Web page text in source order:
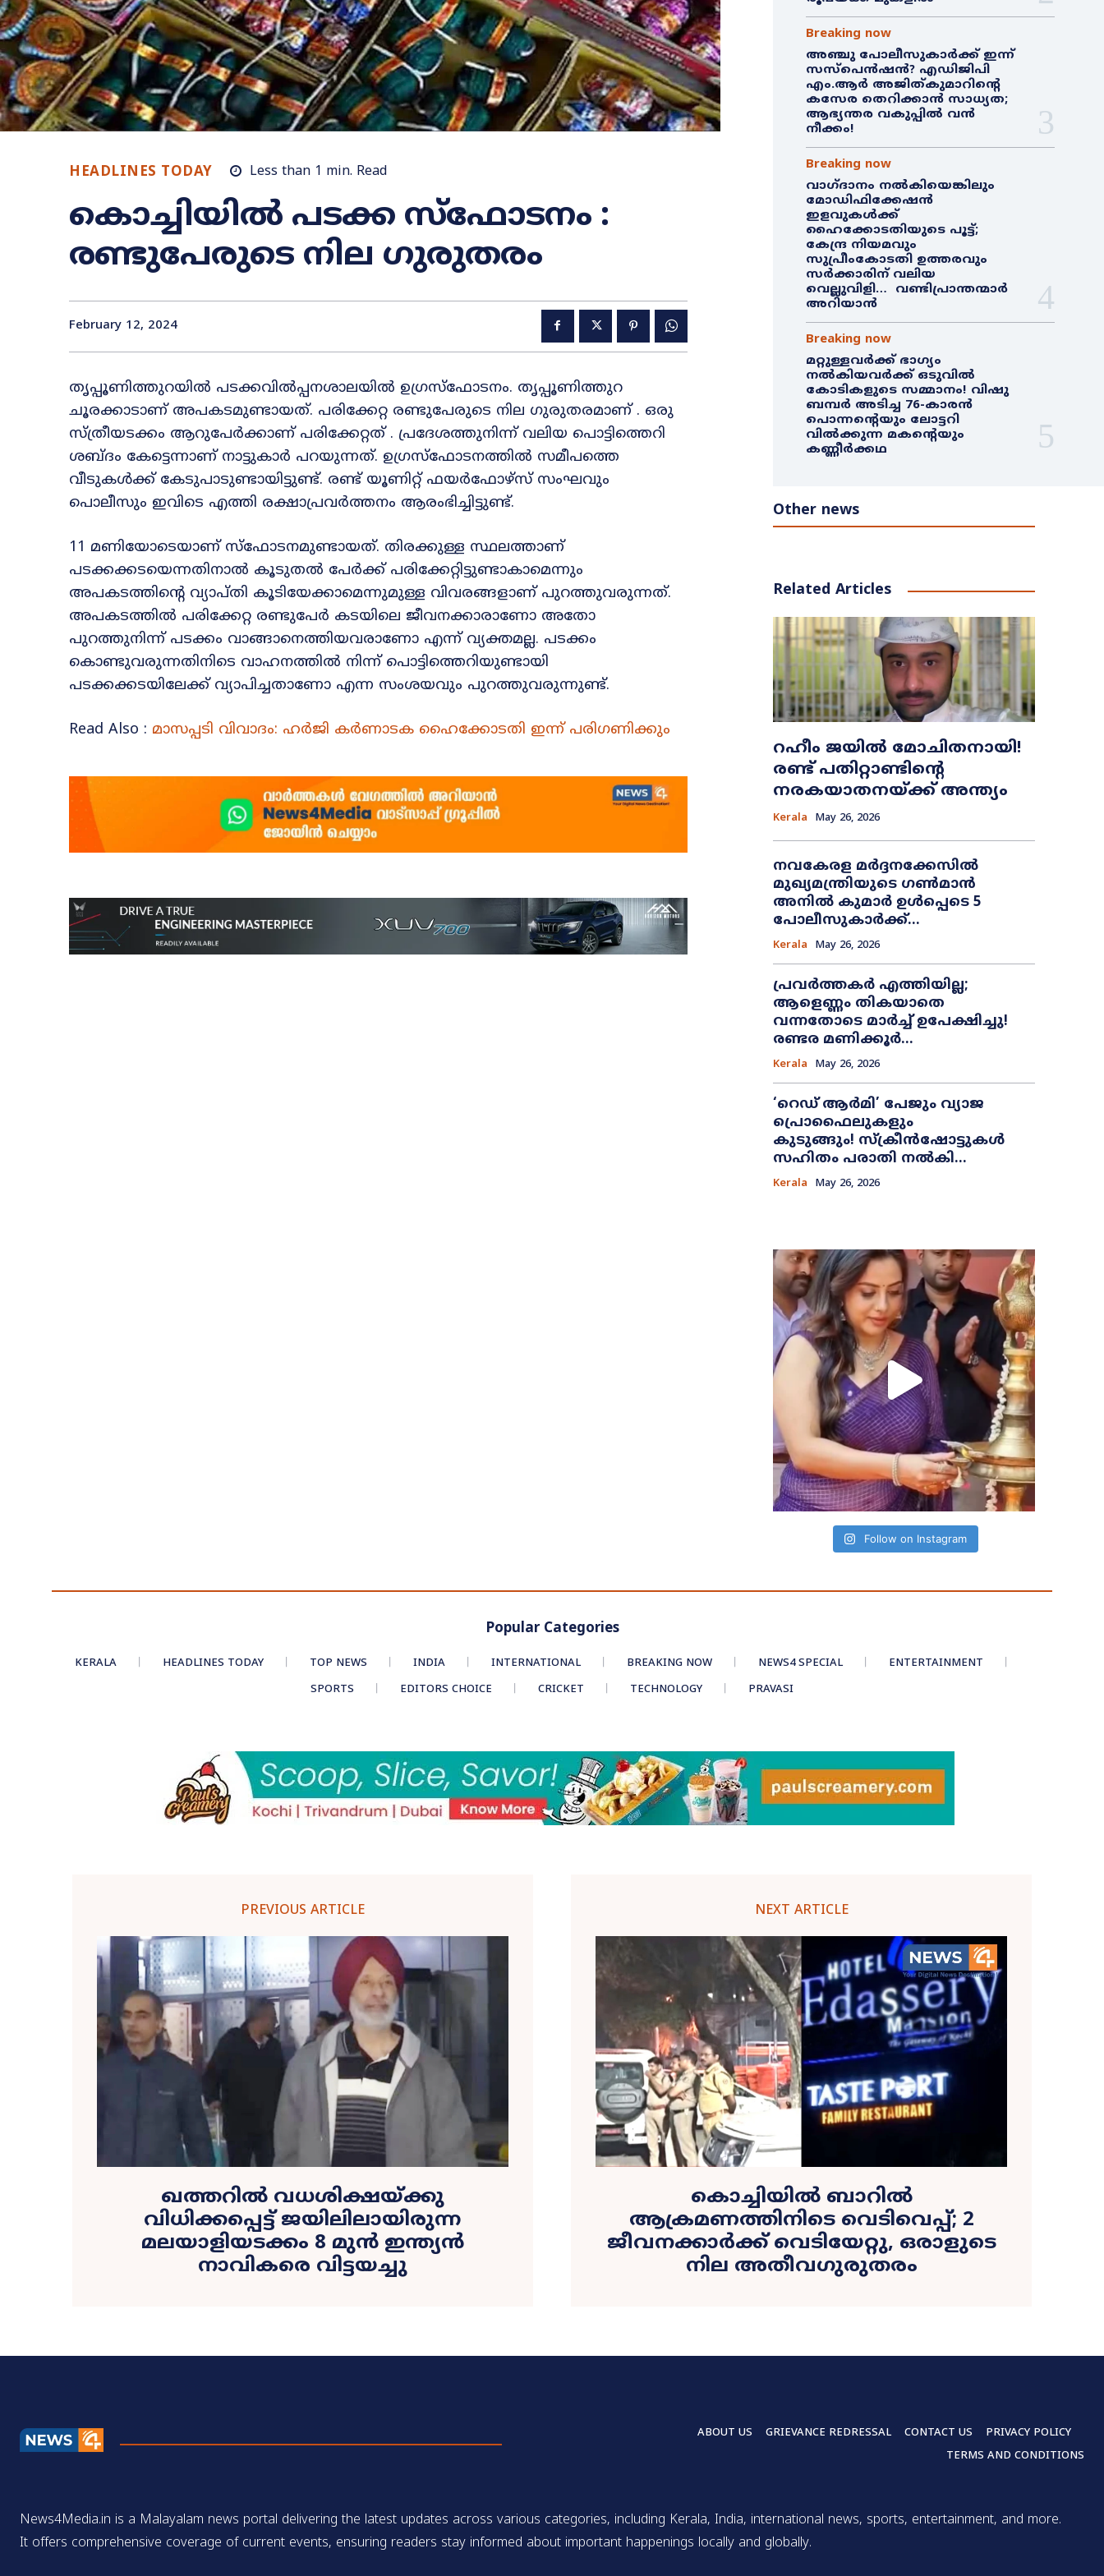
HEADLINES TODAY Less than 1 min. Read
കൊച്ചിയിൽ പടക്ക സ്ഫോടനം :
രണ്ടുപേരുടെ നില ഗുരുതരം
February 12, 2024
തൃപ്പൂണിത്തുറയിൽ പടക്കവിൽപ്പനശാലയിൽ ഉഗ്രസ്ഫോടനം. തൃപ്പൂണിത്തുറ
ചൂരക്കാടാണ് അപകടമുണ്ടായത്. പരിക്കേറ്റ രണ്ടുപേരുടെ നില ഗുരുതരമാണ് . ഒരു
സ്ത്രീയടക്കം ആറുപേർക്കാണ് പരിക്കേറ്റത് . പ്രദേശത്തുനിന്ന് വലിയ പൊട്ടിത്തെറി
ശബ്ദം കേട്ടെന്നാണ് നാട്ടുകാർ പറയുന്നത്. ഉഗ്രസ്ഫോടനത്തിൽ സമീപത്തെ
വീടുകൾക്ക് കേടുപാടുണ്ടായിട്ടുണ്ട്. രണ്ട് യൂണിറ്റ് ഫയർഫോഴ്സ് സംഘവും
പൊലീസും ഇവിടെ എത്തി രക്ഷാപ്രവർത്തനം ആരംഭിച്ചിട്ടുണ്ട്.
11 മണിയോടെയാണ് സ്ഫോടനമുണ്ടായത്. തിരക്കുള്ള സ്ഥലത്താണ്
പടക്കക്കടയെന്നതിനാൽ കൂടുതൽ പേർക്ക് പരിക്കേറ്റിട്ടുണ്ടാകാമെന്നും
അപകടത്തിന്റെ വ്യാപ്തി കൂടിയേക്കാമെന്നുമുള്ള വിവരങ്ങളാണ് പുറത്തുവരുന്നത്.
അപകടത്തിൽ പരിക്കേറ്റ രണ്ടുപേർ കടയിലെ ജീവനക്കാരാണോ അതോ
പുറത്തുനിന്ന് പടക്കം വാങ്ങാനെത്തിയവരാണോ എന്ന് വ്യക്തമല്ല. പടക്കം
കൊണ്ടുവരുന്നതിനിടെ വാഹനത്തിൽ നിന്ന് പൊട്ടിത്തെറിയുണ്ടായി
പടക്കക്കടയിലേക്ക് വ്യാപിച്ചതാണോ എന്ന സംശയവും പുറത്തുവരുന്നുണ്ട്.
Read Also : മാസപ്പടി വിവാദം: ഹർജി കർണാടക ഹൈക്കോടതി ഇന്ന് പരിഗണിക്കും
Breaking now
അഞ്ചു പോലീസുകാർക്ക് ഇന്ന്
സസ്‌പെൻഷൻ? എഡിജിപി
എം.ആർ അജിത്കുമാറിൻ്റെ
കസേര തെറിക്കാൻ സാധ്യത;
ആഭ്യന്തര വകുപ്പിൽ വൻ
നീക്കം!
Breaking now
വാഗ്ദാനം നൽകിയെങ്കിലും
മോഡിഫിക്കേഷൻ
ഇളവുകൾക്ക്
ഹൈക്കോടതിയുടെ പൂട്ട്;
കേന്ദ്ര നിയമവും
സുപ്രീംകോടതി ഉത്തരവും
സർക്കാരിന് വലിയ
വെല്ലുവിളി… വണ്ടിപ്രാന്തന്മാർ
അറിയാൻ
Breaking now
മറ്റുള്ളവർക്ക് ഭാഗ്യം
നൽകിയവർക്ക് ഒടുവിൽ
കോടികളുടെ സമ്മാനം! വിഷു
ബമ്പർ അടിച്ച 76-കാരൻ
പൊന്നന്റെയും ലോട്ടറി
വിൽക്കുന്ന മകന്റെയും
കണ്ണീർക്കഥ
Other news
Related Articles
റഹീം ജയിൽ മോചിതനായി!
രണ്ട് പതിറ്റാണ്ടിന്റെ
നരകയാതനയ്ക്ക് അന്ത്യം
Kerala May 26, 2026
നവകേരള മർദ്ദനക്കേസിൽ
മുഖ്യമന്ത്രിയുടെ ഗൺമാൻ
അനിൽ കുമാർ ഉൾപ്പെടെ 5
പോലീസുകാർക്ക്...
Kerala May 26, 2026
പ്രവർത്തകർ എത്തിയില്ല;
ആളെണ്ണം തികയാതെ
വന്നതോടെ മാർച്ച് ഉപേക്ഷിച്ചു!
രണ്ടര മണിക്കൂർ...
Kerala May 26, 2026
​‘റെഡ് ആർമി’ പേജും വ്യാജ
പ്രൊഫൈലുകളും
കുടുങ്ങും! സ്ക്രീൻഷോട്ടുകൾ
സഹിതം പരാതി നൽകി...
Kerala May 26, 2026
Follow on Instagram
Popular Categories
KERALA HEADLINES TODAY TOP NEWS INDIA INTERNATIONAL BREAKING NOW NEWS4 SPECIAL
ENTERTAINMENT
SPORTS
EDITORS CHOICE CRICKET TECHNOLOGY PRAVASI
PREVIOUS ARTICLE
ഖത്തറിൽ വധശിക്ഷയ്ക്കു
വിധിക്കപ്പെട്ട് ജയിലിലായിരുന്ന
മലയാളിയടക്കം 8 മുന്‍ ഇന്ത്യന്‍
നാവികരെ വിട്ടയച്ചു
NEXT ARTICLE
കൊച്ചിയില്‍ ബാറിൽ
ആക്രമണത്തിനിടെ വെടിവെപ്പ്; 2
ജീവനക്കാർക്ക് വെടിയേറ്റു, ഒരാളുടെ
നില ​അതീവഗുരുതരം
ABOUT US GRIEVANCE REDRESSAL CONTACT US
PRIVACY POLICY
TERMS AND CONDITIONS
News4Media.in is a Malayalam news portal delivering the latest updates across various categories, including Kerala, India, international news, sports, entertainment, and more.
It offers comprehensive coverage of current events, ensuring readers stay informed about important happenings locally and globally.